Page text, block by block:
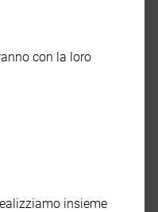
con la loro
insieme